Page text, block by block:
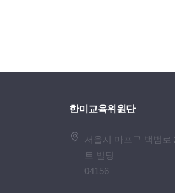
한미교육위원단
서울시 마포구 백범로
트 빌딩
04156